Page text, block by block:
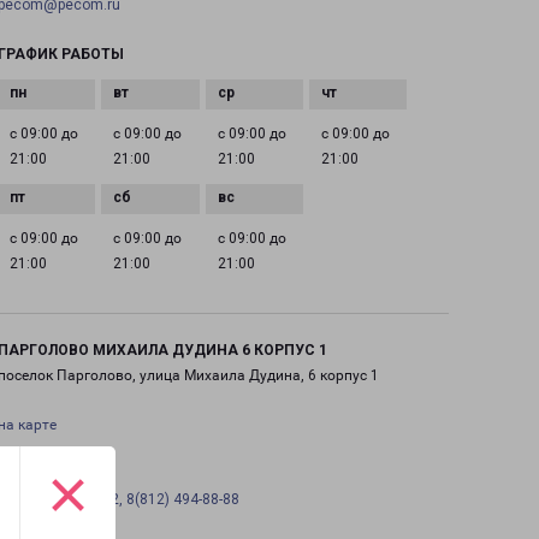
×
pecom@pecom.ru
ГРАФИК РАБОТЫ
с 09:00 до
21:00
с 09:00 до
21:00
с 09:00 до
21:00
с 09:00 до
21:00
с 09:00 до
21:00
с 09:00 до
21:00
с 09:00 до
21:00
ПАРГОЛОВО МИХАИЛА ДУДИНА 6 КОРПУС 1
поселок Парголово, улица Михаила Дудина, 6 корпус 1
на карте
+7(812) 458-09-02, 8(812) 494-88-88